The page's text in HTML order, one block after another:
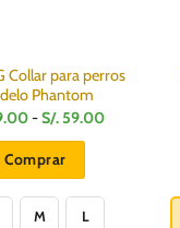
Collar para perros
Phantom
-S/. 59.00Rango
Comprar
producto
M L